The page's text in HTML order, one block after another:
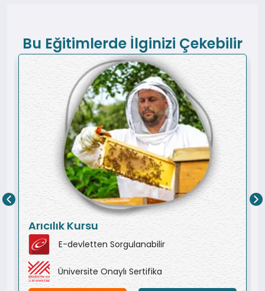
Bu Eğitimlerde İlginizi Çekebilir
Arıcılık Kursu
E-devletten Sorgulanabilir
Üniversite Onaylı Sertifika